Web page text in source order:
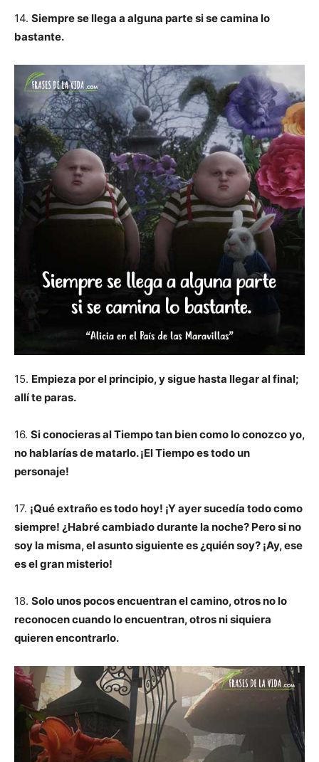
14. Siempre se llega a alguna parte si se camina lo
bastante.
15. Empieza por el principio, y sigue hasta llegar al final;
allí te paras.
16. Si conocieras al Tiempo tan bien como lo conozco yo,
no hablarías de matarlo. ¡El Tiempo es todo un
personaje!
17. ¡Qué extraño es todo hoy! ¡Y ayer sucedía todo como
siempre! ¿Habré cambiado durante la noche? Pero si no
soy la misma, el asunto siguiente es ¿quién soy? ¡Ay, ese
es el gran misterio!
18. Solo unos pocos encuentran el camino, otros no lo
reconocen cuando lo encuentran, otros ni siquiera
quieren encontrarlo.